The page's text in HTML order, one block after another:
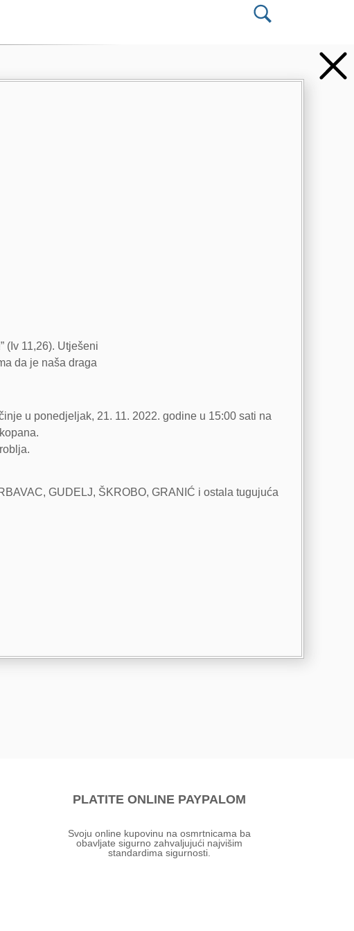
(Iv 11,26). Utješeni
da je naša draga
u ponedjeljak, 21. 11. 2022. godine u 15:00 sati na
GUDELJ, ŠKROBO, GRANIĆ i ostala tugujuća
PLATITE ONLINE PAYPALOM
Svoju online kupovinu na osmrtnicama ba
obavljate sigurno zahvaljujući najvišim
standardima sigurnosti.